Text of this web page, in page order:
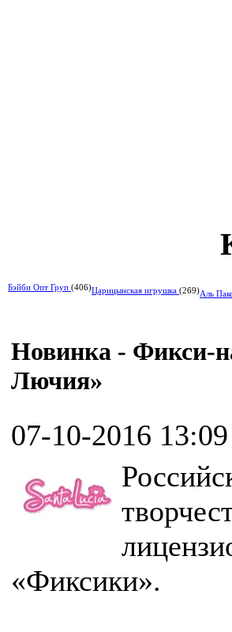
Бэйби Опт Груп (406)Царицынская игрушка (269)Аль
Новинка - Фикси-
Лючия»
07-10-2016 13:09
«Фиксики».